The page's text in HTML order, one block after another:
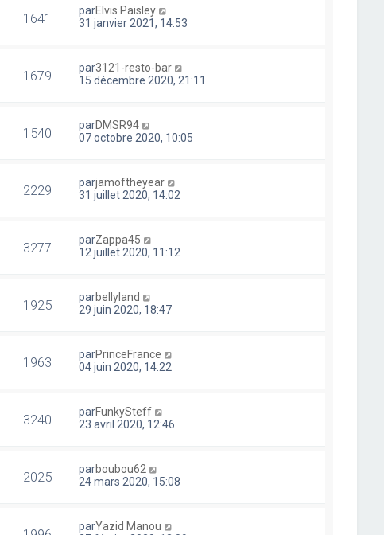
1641 parElvis Paisley
31 janvier 2021, 14:53
1679 par3121-resto-bar
15 décembre 2020, 21:11
1540 parDMSR94
07 octobre 2020, 10:05
2229 parjamoftheyear
31 juillet 2020, 14:02
3277 parZappa45
12 juillet 2020, 11:12
1925 parbellyland
29 juin 2020, 18:47
1963 parPrinceFrance
04 juin 2020, 14:22
3240 parFunkySteff
23 avril 2020, 12:46
2025 parboubou62
24 mars 2020, 15:08
parYazid Manou